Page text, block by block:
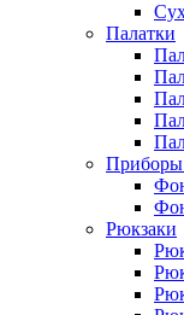
Палатки
Приборы
Рюкзаки